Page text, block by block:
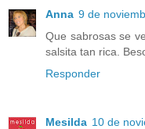
Anna 9 de
Que sabrosas se
salsita tan rica.
Responder
Mesilda 10 de